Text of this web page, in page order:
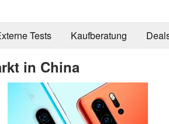
Tests Kaufberatung
in China